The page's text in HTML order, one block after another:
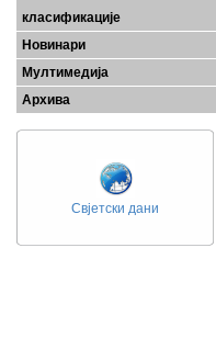
класификације
Новинари
Мултимедија
Архива
Свјетски дани